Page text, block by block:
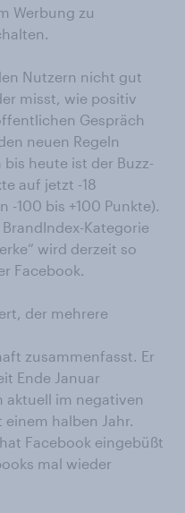
Werbung zu
Nutzern nicht gut
misst, wie positiv
Gespräch
neuen Regeln
heute ist der Buzz-
auf jetzt -18
-100 bis +100 Punkte).
Kategorie
wird derzeit so
Facebook.
der mehrere
zusammenfasst. Er
Ende Januar
aktuell im negativen
einem halben Jahr.
Facebook eingebüßt
mal wieder